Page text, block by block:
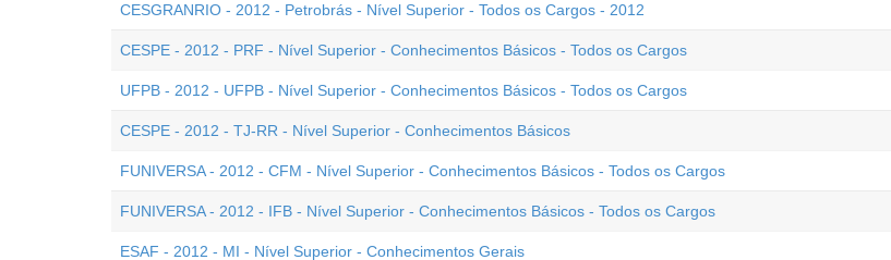
CESGRANRIO - 2012 - Petrobrás - Nível Superior - Todos os Cargos - 2012
CESPE - 2012 - PRF - Nível Superior - Conhecimentos Básicos - Todos os Cargos
UFPB - 2012 - UFPB - Nível Superior - Conhecimentos Básicos - Todos os Cargos
CESPE - 2012 - TJ-RR - Nível Superior - Conhecimentos Básicos
FUNIVERSA - 2012 - CFM - Nível Superior - Conhecimentos Básicos - Todos os Cargos
FUNIVERSA - 2012 - IFB - Nível Superior - Conhecimentos Básicos - Todos os Cargos
ESAF - 2012 - MI - Nível Superior - Conhecimentos Gerais